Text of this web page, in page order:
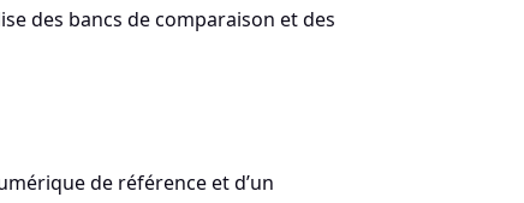
des bancs de comparaison et des
de référence et d’un